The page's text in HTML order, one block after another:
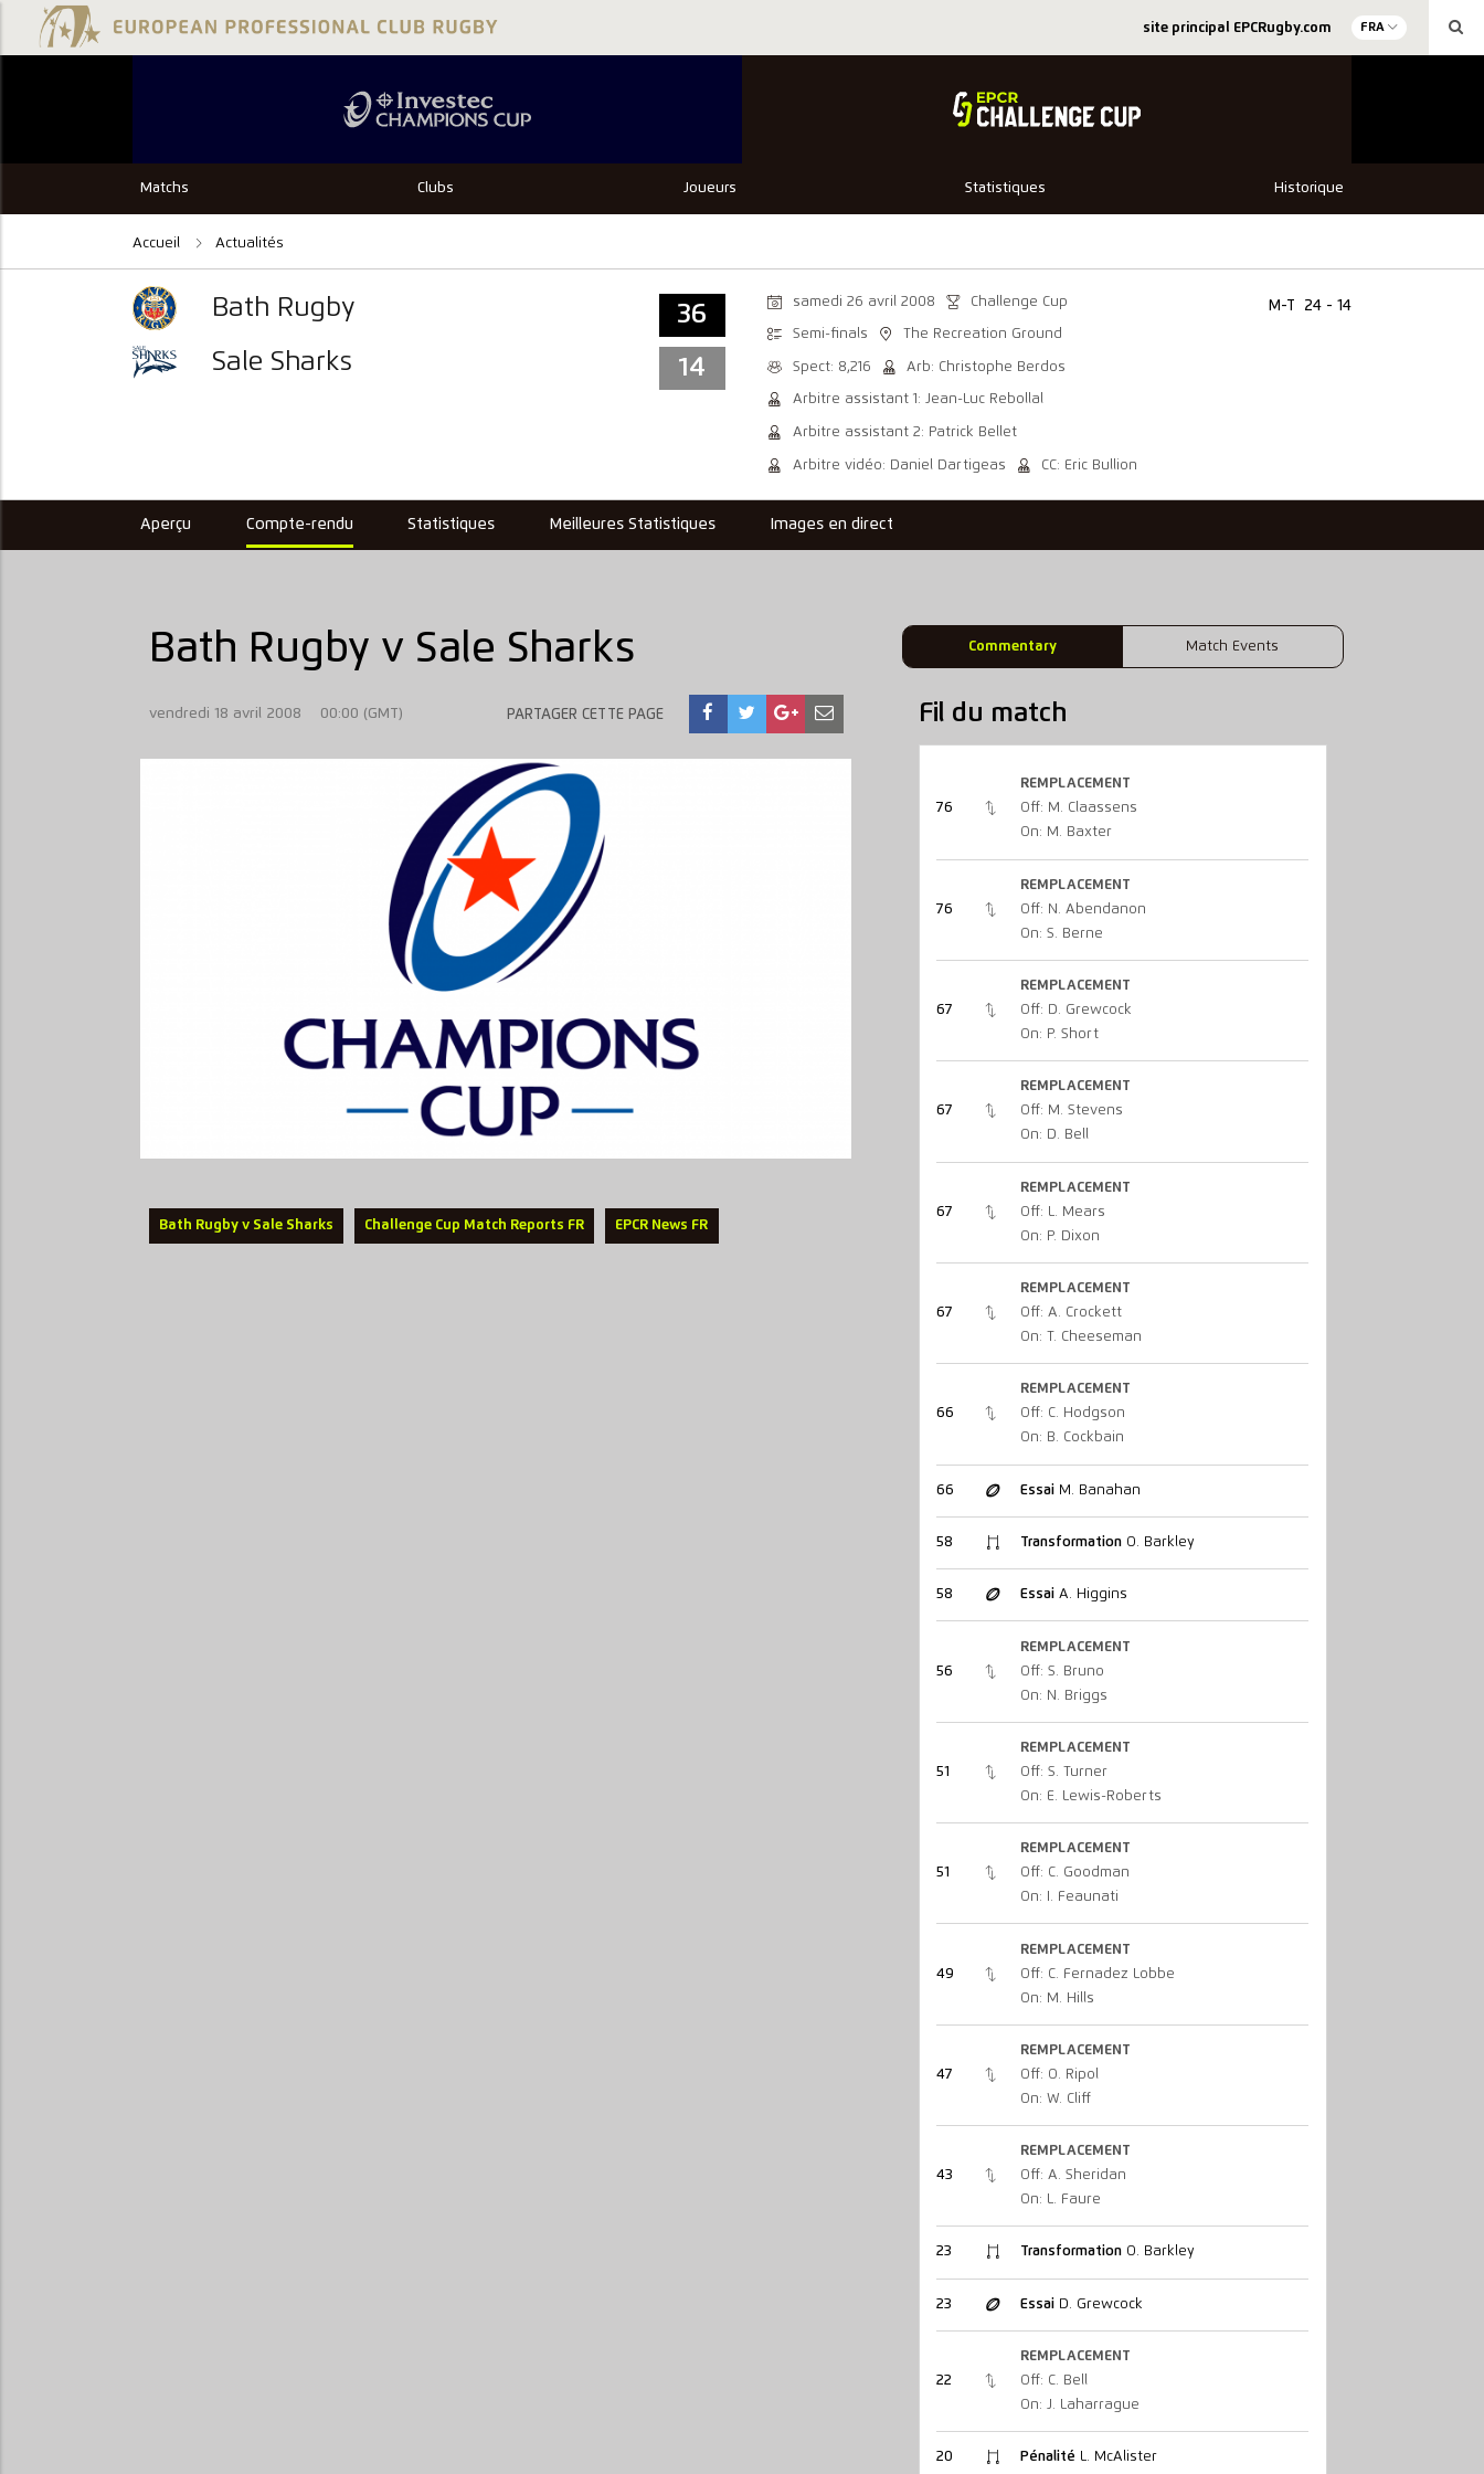
site principal EPCRugby.com FRA
Matchs Clubs Joueurs Statistiques Historique
Accueil Actualités
Bath Rugby
Sale Sharks
36
14
samedi 26 avril 2008 Challenge Cup
Semi-finals The Recreation Ground
Spect: 8,216 Arb: Christophe Berdos
Arbitre assistant 1: Jean-Luc Rebollal
Arbitre assistant 2: Patrick Bellet
Arbitre vidéo: Daniel Dartigeas CC: Eric Bullion
M-T 24 - 14
Aperçu Compte-rendu Statistiques Meilleures Statistiques Images en direct
Commentary Match Events
Bath Rugby v Sale Sharks
vendredi 18 avril 2008 00:00 (GMT) PARTAGER CETTE PAGE
Bath Rugby v Sale Sharks Challenge Cup Match Reports FR EPCR News FR
Fil du match
76
REMPLACEMENT
Off: M. Claassens
On: M. Baxter
76
REMPLACEMENT
Off: N. Abendanon
On: S. Berne
67
REMPLACEMENT
Off: D. Grewcock
On: P. Short
67
REMPLACEMENT
Off: M. Stevens
On: D. Bell
67
REMPLACEMENT
Off: L. Mears
On: P. Dixon
67
REMPLACEMENT
Off: A. Crockett
On: T. Cheeseman
66
REMPLACEMENT
Off: C. Hodgson
On: B. Cockbain
66 EssaiM. Banahan
58 TransformationO. Barkley
58 EssaiA. Higgins
56
REMPLACEMENT
Off: S. Bruno
On: N. Briggs
51
REMPLACEMENT
Off: S. Turner
On: E. Lewis-Roberts
51
REMPLACEMENT
Off: C. Goodman
On: I. Feaunati
49
REMPLACEMENT
Off: C. Fernadez Lobbe
On: M. Hills
47
REMPLACEMENT
Off: O. Ripol
On: W. Cliff
43
REMPLACEMENT
Off: A. Sheridan
On: L. Faure
23 TransformationO. Barkley
23 EssaiD. Grewcock
22
REMPLACEMENT
Off: C. Bell
On: J. Laharrague
20 Pénalité L. McAlister